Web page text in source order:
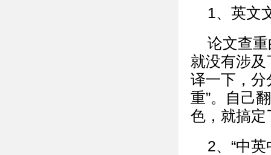
1、英文
论文查
就没有涉
译一下，分
重”。自己
色，就搞定
2、“中英